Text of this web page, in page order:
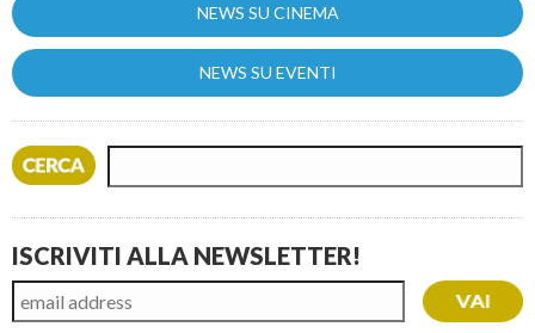
NEWS SU CINEMA
NEWS SU EVENTI
ISCRIVITI ALLA NEWSLETTER!